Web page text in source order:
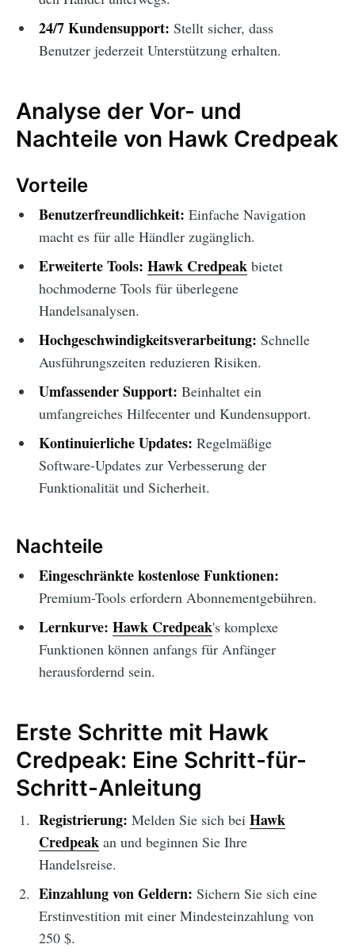
24/7 Kundensupport: Stellt sicher, dass
Benutzer jederzeit Unterstützung erhalten.
Analyse der Vor- und
Nachteile von Hawk Credpeak
Vorteile
Benutzerfreundlichkeit: Einfache Navigation
macht es für alle Händler zugänglich.
Erweiterte Tools: Hawk Credpeakbietet
hochmoderne Tools für überlegene
Handelsanalysen.
Hochgeschwindigkeitsverarbeitung: Schnelle
Ausführungszeiten reduzieren Risiken.
Umfassender Support: Beinhaltet ein
umfangreiches Hilfecenter und Kundensupport.
Kontinuierliche Updates: Regelmäßige
Software-Updates zur Verbesserung der
Funktionalität und Sicherheit.
Nachteile
Eingeschränkte kostenlose Funktionen:
Premium-Tools erfordern Abonnementgebühren.
Lernkurve: Hawk Credpeak's komplexe
Funktionen können anfangs für Anfänger
herausfordernd sein.
Erste Schritte mit Hawk
Credpeak: Eine Schritt-für-
Schritt-Anleitung
Registrierung: Melden Sie sich bei Hawk
Credpeakan und beginnen Sie Ihre
Handelsreise.
Einzahlung von Geldern: Sichern Sie sich eine
Erstinvestition mit einer Mindesteinzahlung von
250 $.